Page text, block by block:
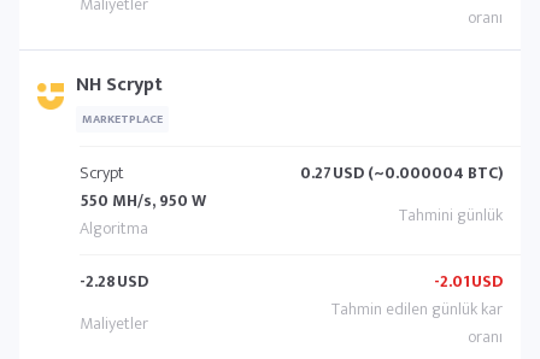
NH Scrypt
MARKETPLACE
Scrypt
550 MH/s, 950 W
0.27USD (~0.000004 BTC)
-2.28USD -2.01USD